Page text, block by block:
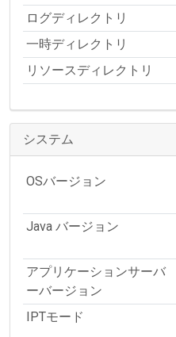
ログディレクトリ
一時ディレクトリ
リソースディレクトリ
システム
OSバージョン
Java バージョン
アプリケーションサーバ
ーバージョン
IPTモード